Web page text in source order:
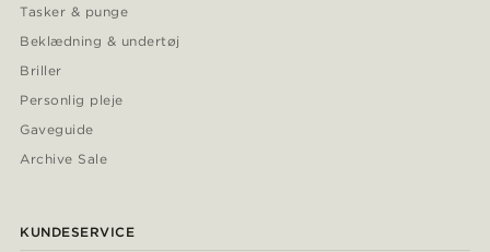
Tasker & punge
Beklædning & undertøj
Briller
Personlig pleje
Gaveguide
Archive Sale
KUNDESERVICE